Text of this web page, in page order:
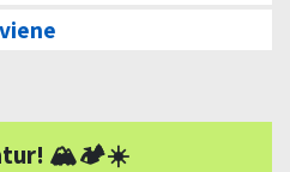
🏔🏕☀️